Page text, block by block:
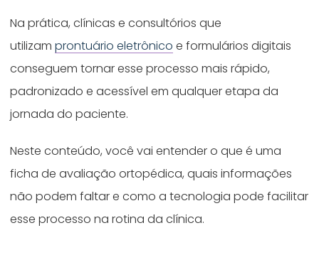
Na prática, clínicas e consultórios que
utilizamprontuário eletrônico e formulários digitais
conseguem tornar esse processo mais rápido,
padronizado e acessível em qualquer etapa da
jornada do paciente.
Neste conteúdo, você vai entender o que é uma
ficha de avaliação ortopédica, quais informações
não podem faltar e como a tecnologia pode facilitar
esse processo na rotina da clínica.